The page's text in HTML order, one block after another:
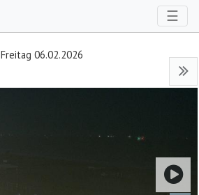
☰
Freitag 06.02.2026